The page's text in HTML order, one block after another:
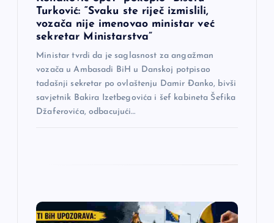
Turković: “Svaku ste riječ izmislili,
vozača nije imenovao ministar već
sekretar Ministarstva”
Ministar tvrdi da je saglasnost za angažman
vozača u Ambasadi BiH u Danskoj potpisao
tadašnji sekretar po ovlaštenju Damir Đanko, bivši
savjetnik Bakira Izetbegovića i šef kabineta Šefika
Džaferovića, odbacujući…